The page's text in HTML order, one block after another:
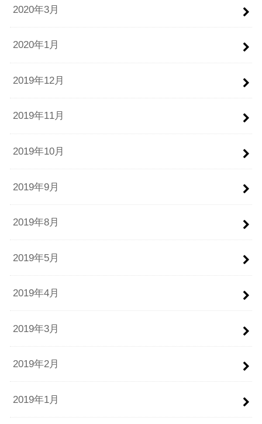
2020年3月
2020年1月
2019年12月
2019年11月
2019年10月
2019年9月
2019年8月
2019年5月
2019年4月
2019年3月
2019年2月
2019年1月